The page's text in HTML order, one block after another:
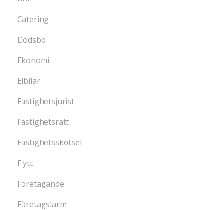
Catering
Dödsbo
Ekonomi
Elbilar
Fastighetsjurist
Fastighetsrätt
Fastighetsskötsel
Flytt
Företagande
Företagslarm